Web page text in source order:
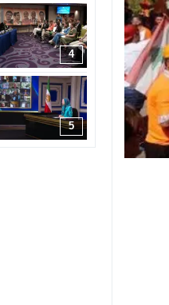
4
5